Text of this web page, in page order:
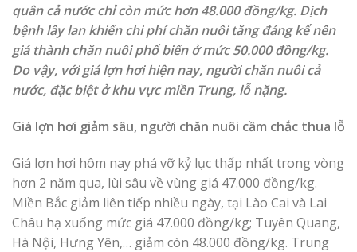
quân cả nước chỉ còn mức hơn 48.000 đồng/kg. Dịch
bệnh lây lan khiến chi phí chăn nuôi tăng đáng kể nên
giá thành chăn nuôi phổ biến ở mức 50.000 đồng/kg.
Do vậy, với giá lợn hơi hiện nay, người chăn nuôi cả
nước, đặc biệt ở khu vực miền Trung, lỗ nặng.
Giá lợn hơi giảm sâu, người chăn nuôi cầm chắc thua lỗ
Giá lợn hơi hôm nay phá vỡ kỷ lục thấp nhất trong vòng
hơn 2 năm qua, lùi sâu về vùng giá 47.000 đồng/kg.
Miền Bắc giảm liên tiếp nhiều ngày, tại Lào Cai và Lai
Châu hạ xuống mức giá 47.000 đồng/kg; Tuyên Quang,
Hà Nội, Hưng Yên,… giảm còn 48.000 đồng/kg. Trung